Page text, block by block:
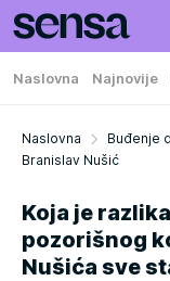
Naslovna Najnovije
Naslovna Buđenje
Branislav Nušić
Koja je
pozorišnog
Nušića sve